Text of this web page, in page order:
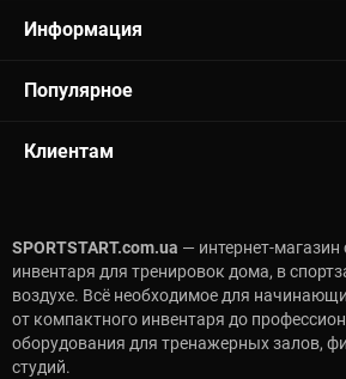
Информация
Популярное
Клиентам
SPORTSTART.com.ua — интернет-
инвентаря для тренировок дома, в
воздухе. Всё необходимое для
от компактного инвентаря до
оборудования для тренажерных залов,
студий.